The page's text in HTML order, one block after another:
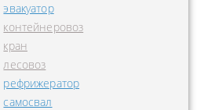
эвакуатор
контейнеровоз
кран
лесовоз
рефрижератор
самосвал